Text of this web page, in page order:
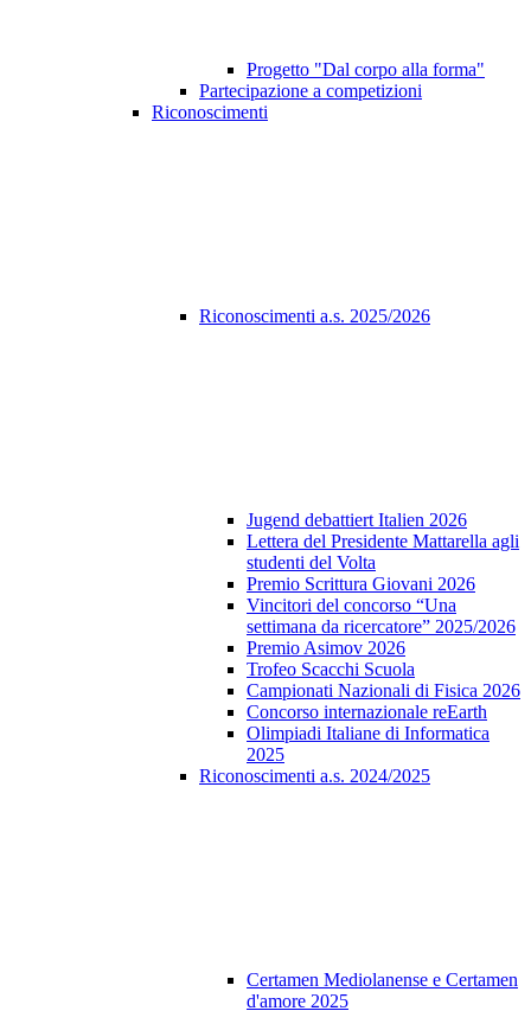
Progetto "Dal corpo alla forma"
Partecipazione a competizioni
Riconoscimenti
Riconoscimenti a.s. 2025/2026
Jugend debattiert Italien 2026
Lettera del Presidente Mattarella agli
studenti del Volta
Premio Scrittura Giovani 2026
Vincitori del concorso “Una
settimana da ricercatore” 2025/2026
Premio Asimov 2026
Trofeo Scacchi Scuola
Campionati Nazionali di Fisica 2026
Concorso internazionale reEarth
Olimpiadi Italiane di Informatica
2025
Riconoscimenti a.s. 2024/2025
Certamen Mediolanense e Certamen
d'amore 2025